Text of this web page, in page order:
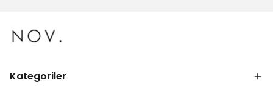
Kategoriler